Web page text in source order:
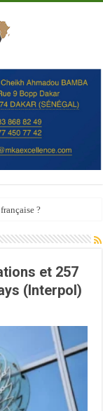
?
et 257
(Interpol)